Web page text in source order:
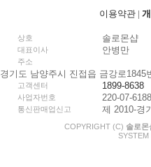
이용약관|
상호 솔로몬샵
대표이사 안병만
주소
경기도 남양주시 진접읍 금강로1845
고객센터 1899-8638
사업자번호 220-07-
통신판매업신고 제 2010-경
COPYRIGHT (C) 솔로몬
SYSTEM